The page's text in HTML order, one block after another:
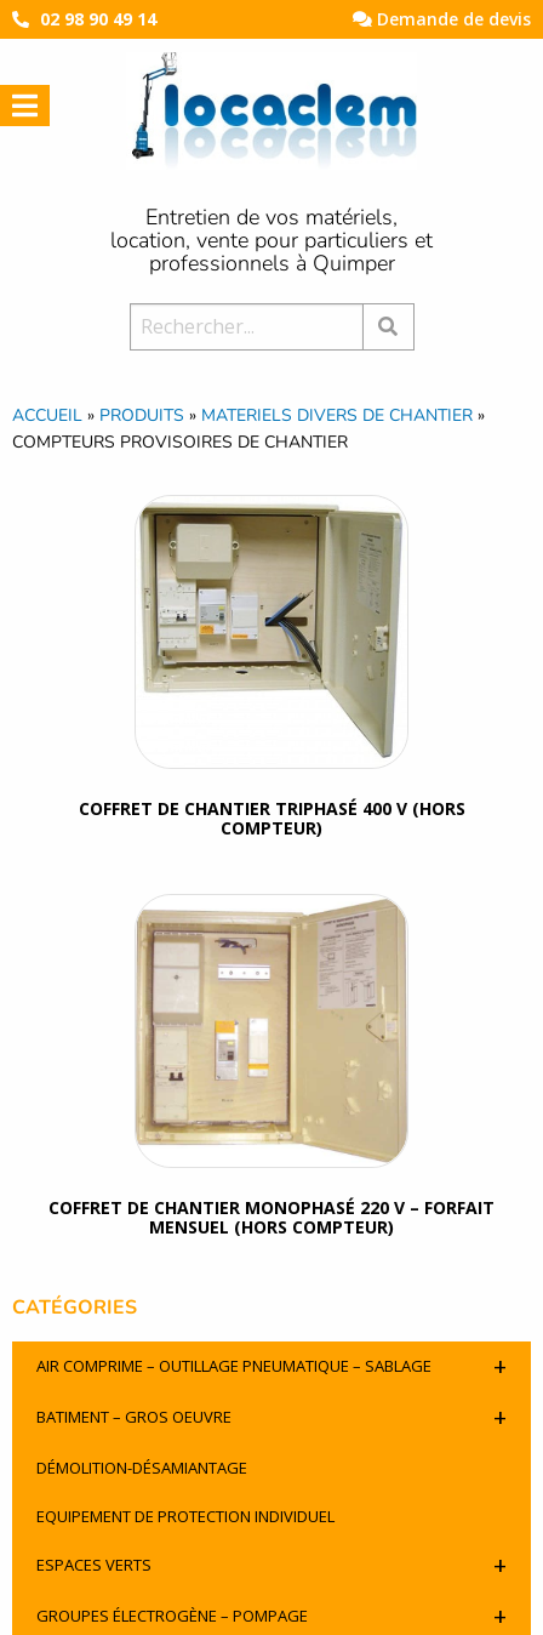
02 98 90 49 14 Demande de devis
Entretien de vos matériels,
location, vente pour particuliers et
professionnels à Quimper
CATÉGORIES
+
AIR COMPRIME – OUTILLAGE PNEUMATIQUE – SABLAGE
+
BATIMENT – GROS OEUVRE
DÉMOLITION-DÉSAMIANTAGE
EQUIPEMENT DE PROTECTION INDIVIDUEL
+
ESPACES VERTS
+
GROUPES ÉLECTROGÈNE – POMPAGE
ACCUEIL » PRODUITS » MATERIELS DIVERS DE CHANTIER »
COMPTEURS PROVISOIRES DE CHANTIER
COFFRET DE CHANTIER TRIPHASÉ 400 V (HORS
COMPTEUR)
COFFRET DE CHANTIER MONOPHASÉ 220 V – FORFAIT
MENSUEL (HORS COMPTEUR)